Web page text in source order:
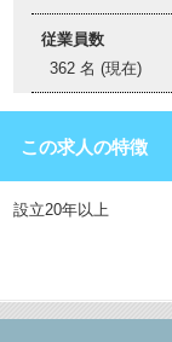
従業員数
362 名 (現在)
この求人の特徴
設立20年以上